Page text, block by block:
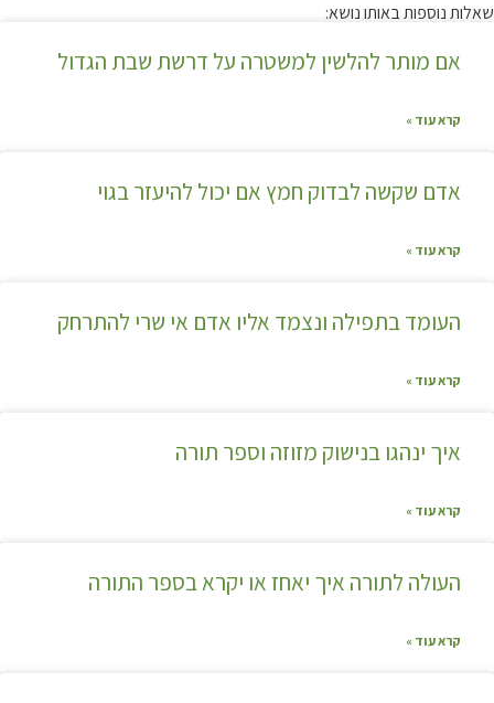
שאלות נוספות באותו נושא:
אם מותר להלשין למשטרה על דרשת שבת הגדול
קרא עוד »
אדם שקשה לבדוק חמץ אם יכול להיעזר בגוי
קרא עוד »
העומד בתפילה ונצמד אליו אדם אי שרי להתרחק
קרא עוד »
איך ינהגו בנישוק מזוזה וספר תורה
קרא עוד »
העולה לתורה איך יאחז או יקרא בספר התורה
קרא עוד »